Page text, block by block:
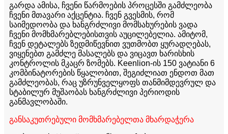
გარდა ამისა, ჩვენი წარმოების პროცესში გამძლეობა
ჩვენი მთავარი აქცენტია. ჩვენ გვესმის, რომ
საიმედოობა და ხანგრძლივი მომსახურების ვადა
ჩვენი მომხმარებლებისთვის აუცილებელია. ამიტომ,
ჩვენ დეტალებს ზედმიწევნით ვუთმობთ ყურადღებას,
ვიყენებთ გამძლე მასალებს და ვიცავთ ხარისხის
კონტროლის მკაცრ ზომებს. Keenlion-ის 150 ვატიანი 6
კომბინატორების წყალობით, შეგიძლიათ ენდოთ მათ
გამძლეობას, რაც უზრუნველყოფს თანმიმდევრულ და
სტაბილურ მუშაობას ხანგრძლივი პერიოდის
განმავლობაში.
განსაკუთრებული მომხმარებელთა მხარდაჭერა